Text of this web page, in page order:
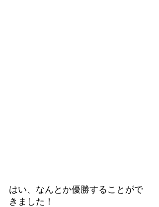
はい、なんとか優勝することがで
きました！